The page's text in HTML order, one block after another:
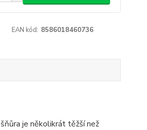
EAN kód: 8586018460736
je několikrát těžší než